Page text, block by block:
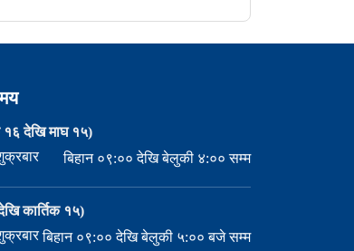
१६ देखि माघ १५)
बिहान ०९:०० देखि बेलुकी ४:०० सम्म
कार्तिक १५)
बिहान ०९:०० देखि बेलुकी ५:०० बजे सम्म